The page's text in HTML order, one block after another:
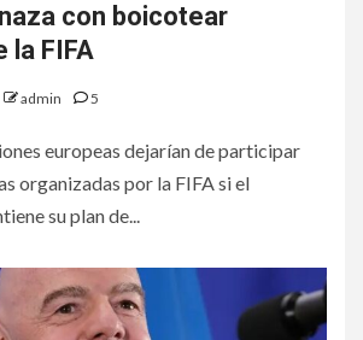
con boicotear
la FIFA
admin 5
europeas dejarían de participar
organizadas por la FIFA si el
su plan de...